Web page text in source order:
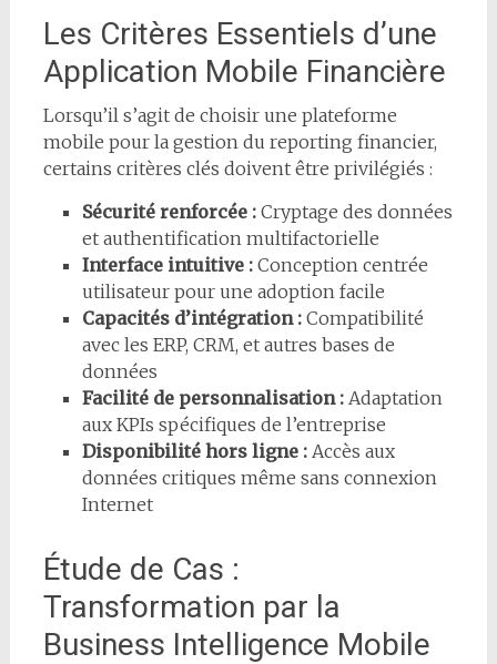
Les Critères Essentiels d’une
Application Mobile Financière
Lorsqu’il s’agit de choisir une plateforme
mobile pour la gestion du reporting financier,
certains critères clés doivent être privilégiés :
Sécurité renforcée :Cryptage des données
et authentification multifactorielle
Interface intuitive :Conception centrée
utilisateur pour une adoption facile
Capacités d’intégration :Compatibilité
avec les ERP, CRM, et autres bases de
données
Facilité de personnalisation :Adaptation
aux KPIs spécifiques de l’entreprise
Disponibilité hors ligne :Accès aux
données critiques même sans connexion
Internet
Étude de Cas :
Transformation par la
Business Intelligence Mobile